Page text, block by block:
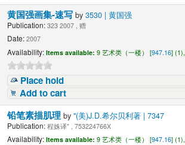
黄国强画集-速写by3530 | 黄国强
Publication: 323 2007 , 赠
Date: 2007
Availability: Items available: 9 艺术类（一楼） [947.16] (1),
Place hold
Add to cart
铅笔素描肌理by"(美)J.D.希尔贝利著 | 7347
Publication: 程姝译" , 753224766X
Availability: Items available: 9 艺术类（一楼） [947.16] (1),